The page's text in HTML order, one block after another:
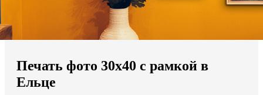
Мы доставляем по всему миру
Продолжить без города
Печать фото 30х40 с рамкой в
Ельце